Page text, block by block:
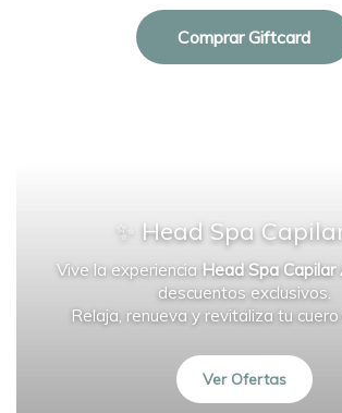
Comprar Giftcard
✨ Head Spa
Vive la experiencia Head Spa Capilar
descuentos exclusivos.
Relaja, renueva y revitaliza tu cuero
Ver Ofertas